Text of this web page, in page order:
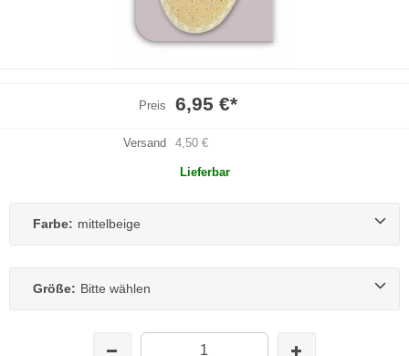
Preis 6,95 €*
Versand 4,50 €
Lieferbar
Farbe: mittelbeige
Größe: Bitte wählen